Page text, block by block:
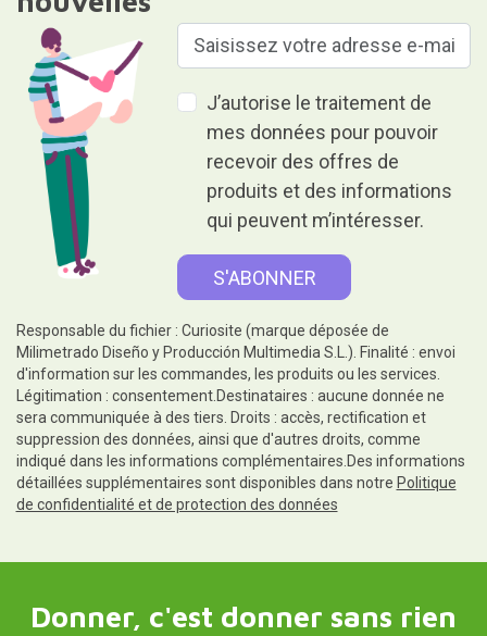
J’autorise le traitement de
mes données pour pouvoir
recevoir des offres de
produits et des informations
qui peuvent m’intéresser.
Responsable du fichier : Curiosite (marque déposée de
Milimetrado Diseño y Producción Multimedia S.L.). Finalité : envoi
d'information sur les commandes, les produits ou les services.
Légitimation : consentement.Destinataires : aucune donnée ne
sera communiquée à des tiers. Droits : accès, rectification et
suppression des données, ainsi que d'autres droits, comme
indiqué dans les informations complémentaires.Des informations
détaillées supplémentaires sont disponibles dans notre Politique
de confidentialité et de protection des données
Donner, c'est donner sans rien